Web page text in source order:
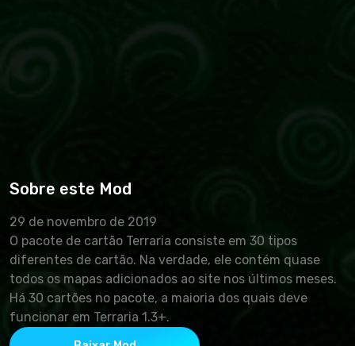
Sobre este Mod
29 de novembro de 2019
O pacote de cartão Terraria consiste em 30 tipos
diferentes de cartão. Na verdade, ele contém quase
todos os mapas adicionados ao site nos últimos meses.
Há 30 cartões no pacote, a maioria dos quais deve
funcionar em Terraria 1.3+.